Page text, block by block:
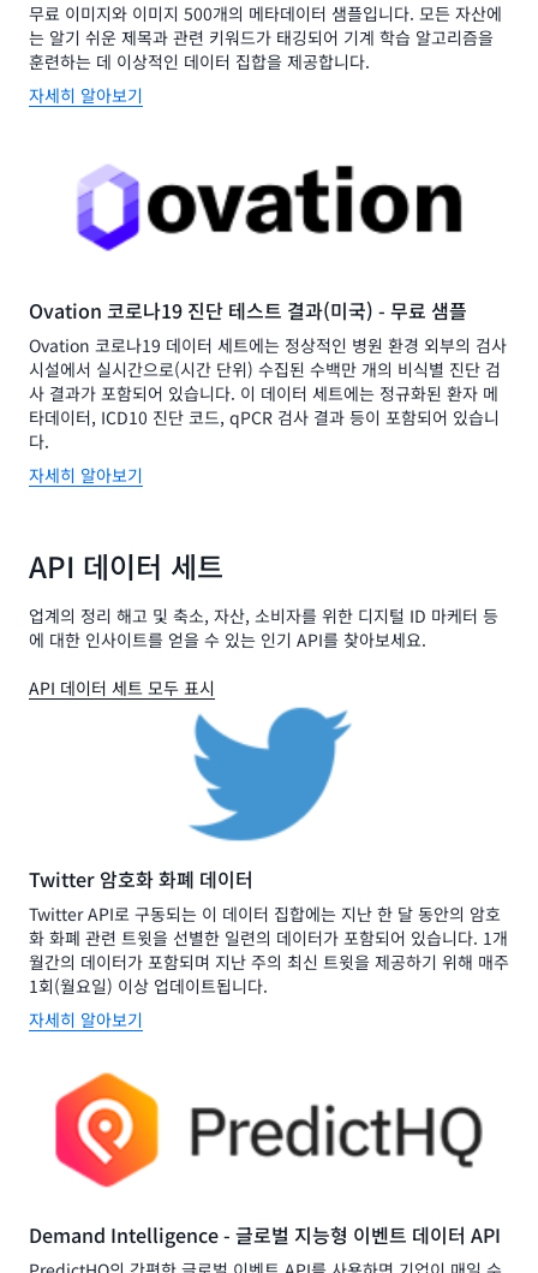
무료 이미지와 이미지 500개의 메타데이터 샘플입니다. 모든 자산에
는 알기 쉬운 제목과 관련 키워드가 태깅되어 기계 학습 알고리즘을
훈련하는 데 이상적인 데이터 집합을 제공합니다.
자세히 알아보기
Ovation 코로나19 진단 테스트 결과(미국) - 무료 샘플
Ovation 코로나19 데이터 세트에는 정상적인 병원 환경 외부의 검사
시설에서 실시간으로(시간 단위) 수집된 수백만 개의 비식별 진단 검
사 결과가 포함되어 있습니다. 이 데이터 세트에는 정규화된 환자 메
타데이터, ICD10 진단 코드, qPCR 검사 결과 등이 포함되어 있습니
다.
자세히 알아보기
API 데이터 세트
업계의 정리 해고 및 축소, 자산, 소비자를 위한 디지털 ID 마케터 등
에 대한 인사이트를 얻을 수 있는 인기 API를 찾아보세요.
API 데이터 세트 모두 표시
Twitter 암호화 화폐 데이터
Twitter API로 구동되는 이 데이터 집합에는 지난 한 달 동안의 암호
화 화폐 관련 트윗을 선별한 일련의 데이터가 포함되어 있습니다. 1개
월간의 데이터가 포함되며 지난 주의 최신 트윗을 제공하기 위해 매주
1회(월요일) 이상 업데이트됩니다.
자세히 알아보기
Demand Intelligence - 글로벌 지능형 이벤트 데이터 API